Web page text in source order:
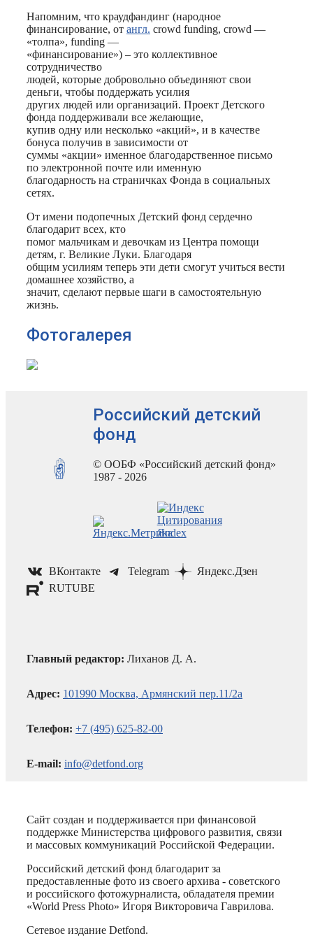
Напомним, что краудфандинг (народное
финансирование, от англ. crowd funding, сrowd —
«толпа», funding —
«финансирование») – это коллективное
сотрудничество
людей, которые добровольно объединяют свои
деньги, чтобы поддержать усилия
других людей или организаций. Проект Детского
фонда поддерживали все желающие,
купив одну или несколько «акций», и в качестве
бонуса получив в зависимости от
суммы «акции» именное благодарственное письмо
по электронной почте или именную
благодарность на страничках Фонда в социальных
сетях.
От имени подопечных Детский фонд сердечно
благодарит всех, кто
помог мальчикам и девочкам из Центра помощи
детям, г. Великие Луки. Благодаря
общим усилиям теперь эти дети смогут учиться вести
домашнее хозяйство, а
значит, сделают первые шаги в самостоятельную
жизнь.
Фотогалерея
Российский детский
фонд
© ООБФ «Российский детский фонд»
1987 - 2026
ВКонтакте Telegram
Яндекс.Дзен
RUTUBE
Главный редактор: Лиханов Д. А.
Адрес: 101990 Москва, Армянский пер.11/2а
Телефон: +7 (495) 625-82-00
E-mail: info@detfond.org
Сайт создан и поддерживается при финансовой
поддержке Министерства цифрового развития, связи
и массовых коммуникаций Российской Федерации.
Российский детский фонд благодарит за
предоставленные фото из своего архива - советского
и российского фотожурналиста, обладателя премии
«World Press Photo» Игоря Викторовича Гаврилова.
Сетевое издание Detfond.